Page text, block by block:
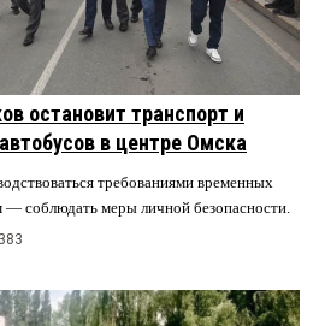
остановит транспорт и
в центре Омска
требованиями временных
соблюдать меры личной безопасности.
383